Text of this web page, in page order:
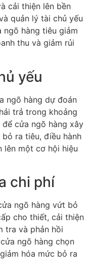
cải thiện lên bền
quản lý tài chủ yếu
ngõ hàng tiêu giảm
thu và giảm rủi
yếu
ngõ hàng dự đoán
trả trong khoảng
cửa ngõ hàng xây
ra tiêu, điều hành
lên một cơ hội hiệu
chi phí
ngõ hàng vứt bỏ
cho thiết, cải thiện
tra và phản hồi
ngõ hàng chọn
hóa mức bỏ ra